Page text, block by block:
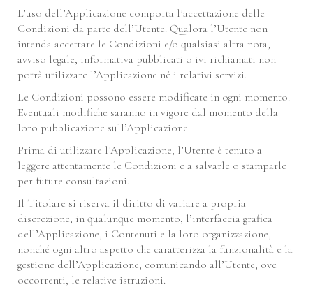
L’uso dell’Applicazione comporta l’accettazione delle
Condizioni da parte dell’Utente. Qualora l’Utente non
intenda accettare le Condizioni e/o qualsiasi altra nota,
avviso legale, informativa pubblicati o ivi richiamati non
potrà utilizzare l’Applicazione né i relativi servizi.
Le Condizioni possono essere modificate in ogni momento.
Eventuali modifiche saranno in vigore dal momento della
loro pubblicazione sull’Applicazione.
Prima di utilizzare l’Applicazione, l’Utente è tenuto a
leggere attentamente le Condizioni e a salvarle o stamparle
per future consultazioni.
Il Titolare si riserva il diritto di variare a propria
discrezione, in qualunque momento, l’interfaccia grafica
dell’Applicazione, i Contenuti e la loro organizzazione,
nonché ogni altro aspetto che caratterizza la funzionalità e la
gestione dell’Applicazione, comunicando all’Utente, ove
occorrenti, le relative istruzioni.